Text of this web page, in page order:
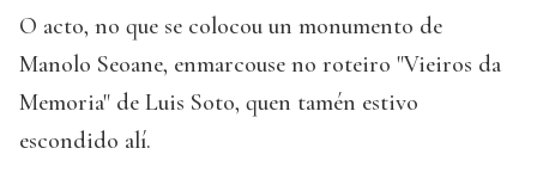
O acto, no que se colocou un monumento de
Manolo Seoane, enmarcouse no roteiro "Vieiros da
Memoria" de Luis Soto, quen tamén estivo
escondido alí.